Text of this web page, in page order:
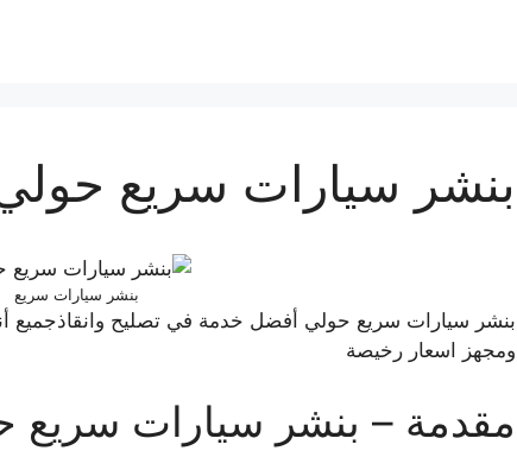
بنشر سيارات سريع
بنشر سيارات سريع
بنشر سيارات سريع حولي أفضل خدمة في تصليح وانقاذجميع
ومجهز اسعار رخيصة
مقدمة – بنشر سيارات سريع